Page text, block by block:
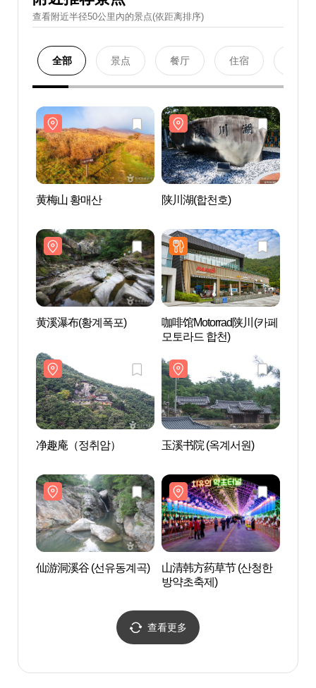
查看附近半径50公里內的景点(依距离排序)
全部 景点 餐厅 住宿
黄梅山 황매산 陕川湖(합천호)
黄溪瀑布(황계폭포)
咖啡馆Motorrad陕川(카페
모토라드 합천)
净趣庵（정취암） 玉溪书院 (옥계서원)
仙游洞溪谷 (선유동계곡)
山清韩方药草节 (산청한
방약초축제)
查看更多